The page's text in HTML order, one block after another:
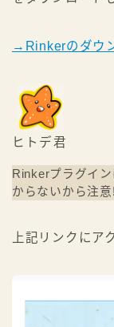
→Rinkerのダウ
ヒトデ君
Rinkerプラグイ
からないから注意
上記リンクにア